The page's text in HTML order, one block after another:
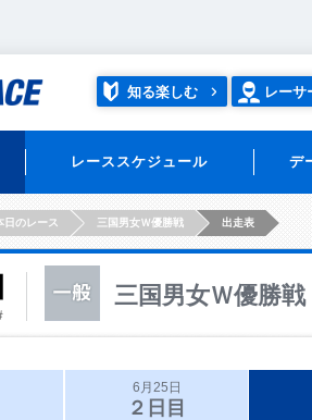
知る楽しむ レーサ
レーススケジュール デ
日のレース 三国男女Ｗ優勝戦 出走表
三国男女Ｗ優勝戦
6月25日
２日目